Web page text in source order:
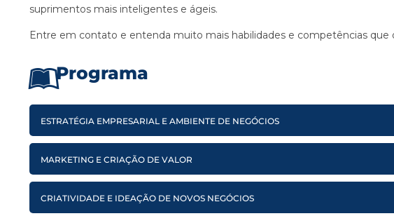
suprimentos mais inteligentes e ágeis.
Entre em contato e entenda muito mais habilidades e competências que
Programa
ESTRATÉGIA EMPRESARIAL E AMBIENTE DE NEGÓCIOS
MARKETING E CRIAÇÃO DE VALOR
CRIATIVIDADE E IDEAÇÃO DE NOVOS NEGÓCIOS